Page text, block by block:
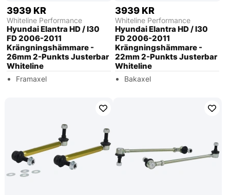
3939 KR
Whiteline Performance
Hyundai Elantra HD / I30
FD 2006-2011
Krängningshämmare -
26mm 2-Punkts Justerbar
Whiteline
Framaxel
3939 KR
Whiteline Performance
Hyundai Elantra HD / I30
FD 2006-2011
Krängningshämmare -
22mm 2-Punkts Justerbar
Whiteline
Bakaxel